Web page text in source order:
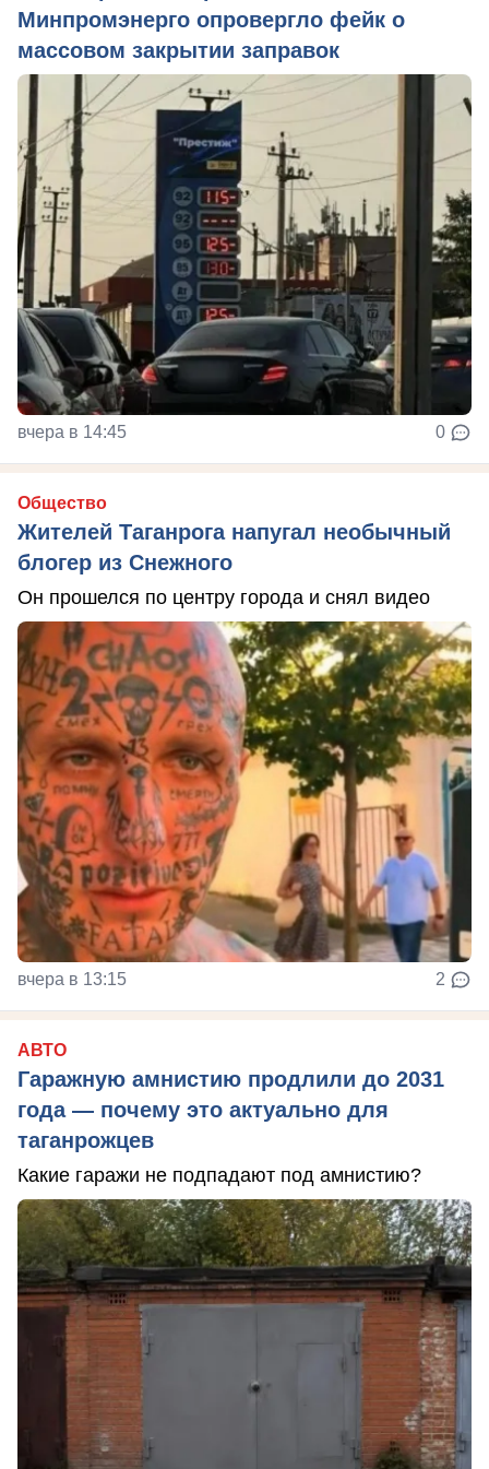
Минпромэнерго опровергло фейк о
массовом закрытии заправок
вчера в 14:45 0
Общество
Жителей Таганрога напугал необычный
блогер из Снежного
Он прошелся по центру города и снял видео
вчера в 13:15 2
АВТО
Гаражную амнистию продлили до 2031
года — почему это актуально для
таганрожцев
Какие гаражи не подпадают под амнистию?